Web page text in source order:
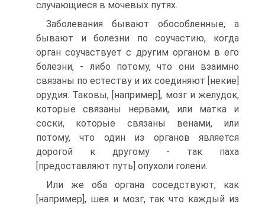
случающиеся в мочевых путях.
Заболевания бывают обособленные, а
бывают и болезни по соучастию, когда
орган соучаствует с другим органом в его
болезни, - либо потому, что они взаимно
связаны по естеству и их соединяют [некие]
орудия. Таковы, [например], мозг и желудок,
которые связаны нервами, или матка и
соски, которые связаны венами, или
потому, что один из органов является
дорогой к другому - так паха
[предоставляют путь] опухоли голени.
Или же оба органа соседствуют, как
[например], шея и мозг, так что каждый из